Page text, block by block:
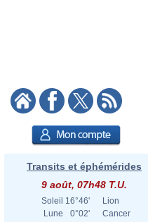
Transits et éphémérides
9 août, 07h48 T.U.
Soleil 16°46'
Lion
Lune
0°02'
Cancer